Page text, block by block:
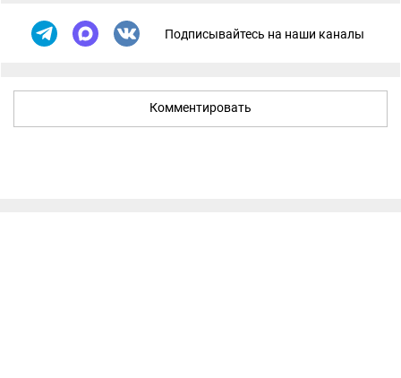
Подписывайтесь на наши каналы
Комментировать